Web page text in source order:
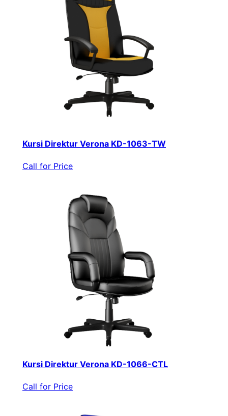
Kursi Direktur Verona KD-1063-TW
Call for Price
Kursi Direktur Verona KD-1066-CTL
Call for Price